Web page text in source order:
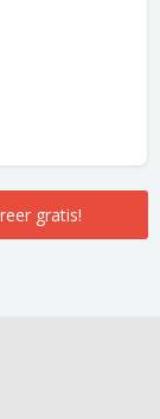
gratis!